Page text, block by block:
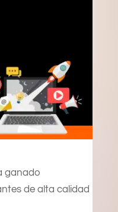
ganado
de alta calidad